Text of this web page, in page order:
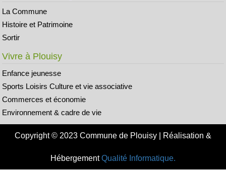
La Commune
Histoire et Patrimoine
Sortir
Vivre à Plouisy
Enfance jeunesse
Sports Loisirs Culture et vie associative
Commerces et économie
Environnement & cadre de vie
Copyright © 2023 Commune de Plouisy | Réalisation &
HébergementQualité Informatique.